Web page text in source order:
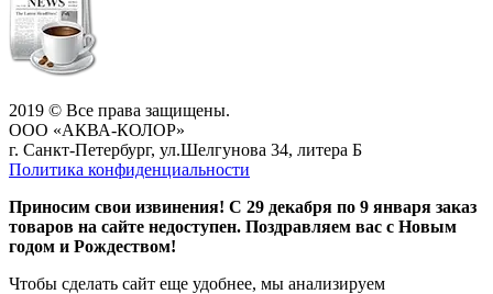
2019 © Все права защищены.
ООО «АКВА-КОЛОР»
г. Санкт-Петербург, ул.Шелгунова 34, литера Б
Политика конфиденциальности
Приносим свои извинения! С 29 декабря по 9 января заказ
товаров на сайте недоступен. Поздравляем вас с Новым
годом и Рождеством!
Чтобы сделать сайт еще удобнее, мы анализируем